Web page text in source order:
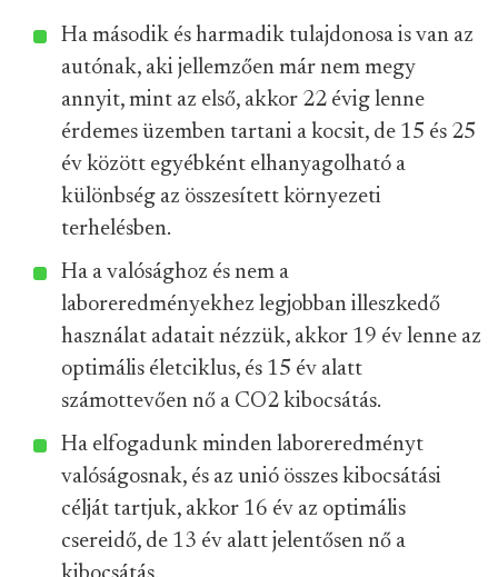
Ha második és harmadik tulajdonosa is van az
autónak, aki jellemzően már nem megy
annyit, mint az első, akkor 22 évig lenne
érdemes üzemben tartani a kocsit, de 15 és 25
év között egyébként elhanyagolható a
különbség az összesített környezeti
terhelésben.
Ha a valósághoz és nem a
laboreredményekhez legjobban illeszkedő
használat adatait nézzük, akkor 19 év lenne az
optimális életciklus, és 15 év alatt
számottevően nő a CO2 kibocsátás.
Ha elfogadunk minden laboreredményt
valóságosnak, és az unió összes kibocsátási
célját tartjuk, akkor 16 év az optimális
csereidő, de 13 év alatt jelentősen nő a